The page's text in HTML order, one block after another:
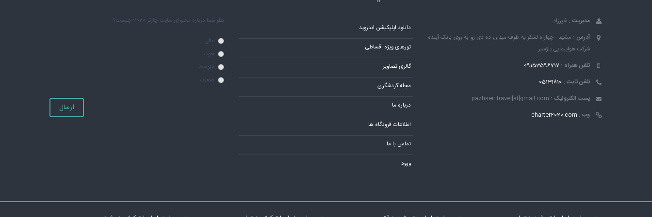
مدیریت : شیرزاد
آدرس : مشهد - چهاراه لشکر به طرف میدان ده دی رو به روی بانک ٱینده
شرکت هواپیمایی پاژسیر
تلفن همراه : 09153596717
تلفن ثابت : 05131810
پست الکترونیک : pazhseir.travel[at]gmail.com
وب : charter2020.com
دانلود اپلیکیشن اندروید
تورهای ویژه اقساطی
گالری تصاویر
مجله گردشگری
درباره ما
اطلاعات فرودگاه ها
تماس با ما
ورود
نظر شما درباره محتوای سایت چارتر 2020 چیست؟
عالی
خوب
متوسط
ضعیف
ارسال